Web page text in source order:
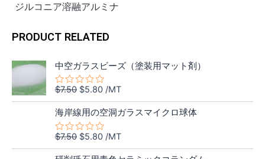
ジルコニア溶融アルミナ
PRODUCT RELATED
中空ガラスビーズ（塗装用マット剤）
5
段
階
中
0
の
評
価
$7.50
元
の
価
格
は
$7.50
で
し
$5.80
現
在
の
価
格
は
$5.80
で
/MT
海岸線用の空洞ガラスマイクロ球体
5
段
階
$7.50
元
の
価
格
は
$5.80
現
在
の
価
格
/MT
元
現